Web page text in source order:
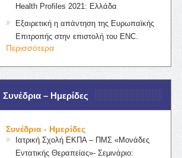
Health Profiles 2021: Ελλάδα
Εξαιρετική η απάντηση της Ευρωπαϊκής
Επιτροπής στην επιστολή του ENC.
Περισσότερα
Συνέδρια – Ημερίδες
Συνέδρια - Ημερίδες
Ιατρική Σχολή ΕΚΠΑ – ΠΜΣ «Μονάδες
Εντατικής Θεραπείας»- Σεμινάριο: